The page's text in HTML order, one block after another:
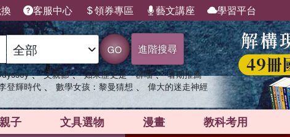
客服中心 領券專區 藝文講座 學習平台
GO 進階搜尋
、 父親節 、 如果歷史是一群喵 、 暑期推薦
登輝時代 、 數學女孩：黎曼猜想 、 偉大的迷走神經
親子 文具選物 漫畫 教科考用